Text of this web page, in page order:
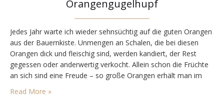
Orangengugelhupf
Jedes Jahr warte ich wieder sehnsüchtig auf die guten Orangen
aus der Bauernkiste. Unmengen an Schalen, die bei diesen
Orangen dick und fleischig sind, werden kandiert, der Rest
gegessen oder anderwertig verkocht. Allein schon die Früchte
an sich sind eine Freude – so große Orangen erhält man im
normalen Supermarkt nie, und sie sind so süß, dass sogar der
Junior…
Read More »